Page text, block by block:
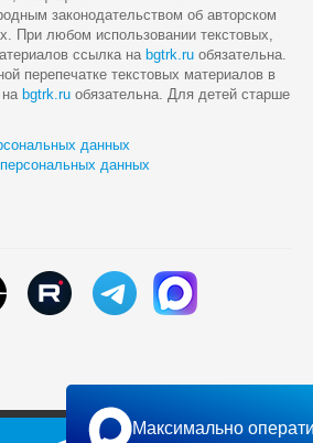
законодательством об авторском
При любом использовании текстовых,
ссылка на bgtrk.ru обязательна.
перепечатке текстовых материалов в
bgtrk.ru обязательна. Для детей старше
данных
данных
Максимально